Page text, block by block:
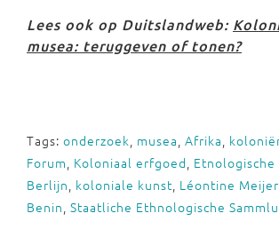
Lees ook op Duitslandweb:
musea: teruggeven of tonen?
Tags: onderzoek, musea, Afrika,
Forum, Koloniaal erfgoed, Etnologische
Berlijn, koloniale kunst, Léontine
Benin, Staatliche Ethnologische